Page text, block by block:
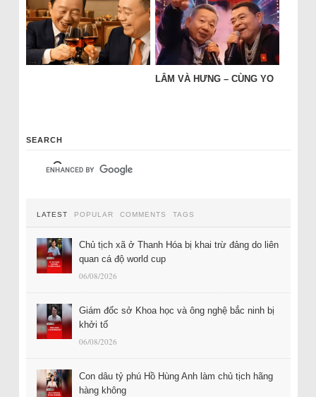
LÂM VÀ HƯNG – CÙNG YO
SEARCH
LATEST POPULAR COMMENTS TAGS
Chủ tịch xã ở Thanh Hóa bị khai trừ đảng do liên
quan cá độ world cup
06/08/2026
Giám đốc sở Khoa học và ông nghệ bắc ninh bị
khởi tố
06/08/2026
Con dâu tỷ phú Hồ Hùng Anh làm chủ tịch hãng
hàng không